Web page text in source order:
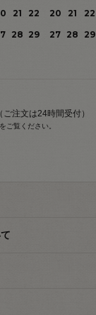
21
22
28 29
20
21 22
27 28 29
注文は24時間受付）
をご覧ください。